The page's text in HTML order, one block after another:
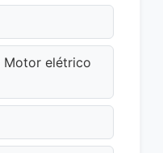
Motor elétrico